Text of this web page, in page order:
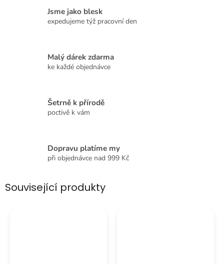
Jsme jako blesk
expedujeme týž pracovní den
Malý dárek zdarma
ke každé objednávce
Šetrně k přírodě
poctivě k vám
Dopravu platíme my
při objednávce nad 999 Kč
Související produkty